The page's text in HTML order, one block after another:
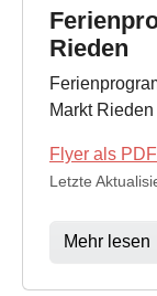
Rieden
Markt Rieden
Flyer als
Letzte
Mehr lesen